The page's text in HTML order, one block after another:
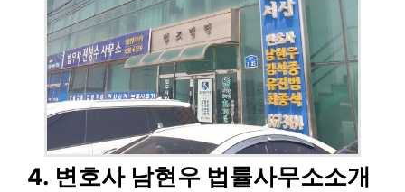
4. 변호사 남현우 법률사무소소개